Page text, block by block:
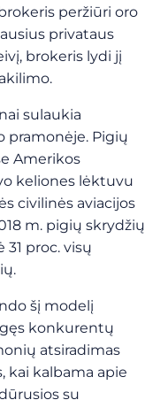
peržiūri oro
privataus
brokeris lydi jį
sulaukia
pramonėje. Pigių
Amerikos
keliones lėktuvu
civilinės aviacijos
m. pigių skrydžių
31 proc. visų
šį modelį
konkurentų
atsiradimas
kai kalbama apie
su